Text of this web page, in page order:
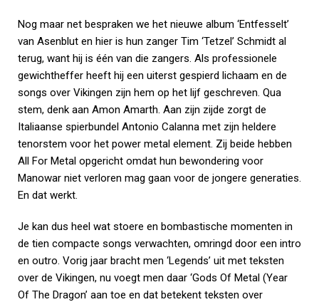
Nog maar net bespraken we het nieuwe album ‘Entfesselt’
van Asenblut en hier is hun zanger Tim ‘Tetzel’ Schmidt al
terug, want hij is één van die zangers. Als professionele
gewichtheffer heeft hij een uiterst gespierd lichaam en de
songs over Vikingen zijn hem op het lijf geschreven. Qua
stem, denk aan Amon Amarth. Aan zijn zijde zorgt de
Italiaanse spierbundel Antonio Calanna met zijn heldere
tenorstem voor het power metal element. Zij beide hebben
All For Metal opgericht omdat hun bewondering voor
Manowar niet verloren mag gaan voor de jongere generaties.
En dat werkt.
Je kan dus heel wat stoere en bombastische momenten in
de tien compacte songs verwachten, omringd door een intro
en outro. Vorig jaar bracht men ‘Legends’ uit met teksten
over de Vikingen, nu voegt men daar ‘Gods Of Metal (Year
Of The Dragon’ aan toe en dat betekent teksten over